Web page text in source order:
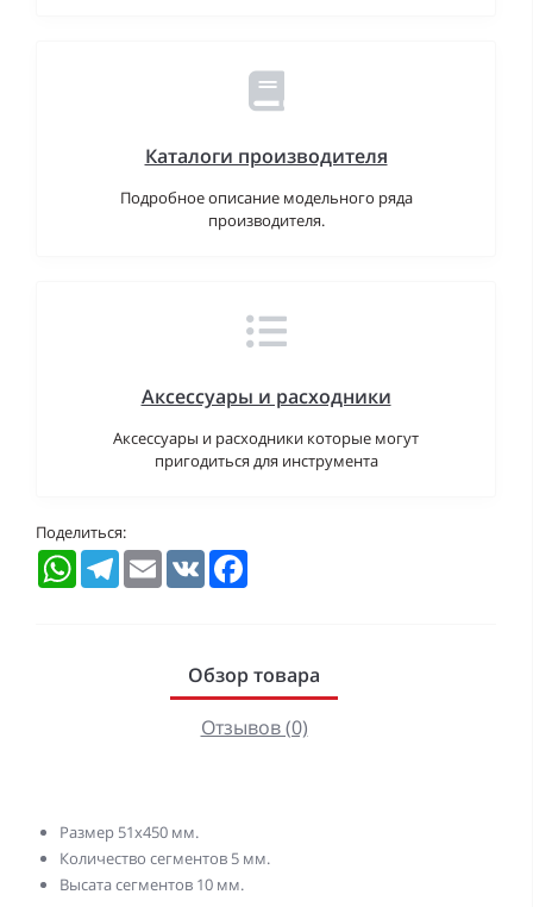
Каталоги производителя
Подробное описание модельного ряда
производителя.
Аксессуары и расходники
Аксессуары и расходники которые могут
пригодиться для инструмента
Поделиться:
WhatsAppTelegramEmail VK
Обзор товара
Отзывов (0)
Размер 51х450 мм.
Количество сегментов 5 мм.
Высата сегментов 10 мм.